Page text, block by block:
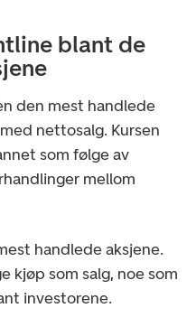
blant de
den mest handlede
nettosalg. Kursen
som følge av
mellom
handlede aksjene.
kjøp som salg, noe som
investorene.